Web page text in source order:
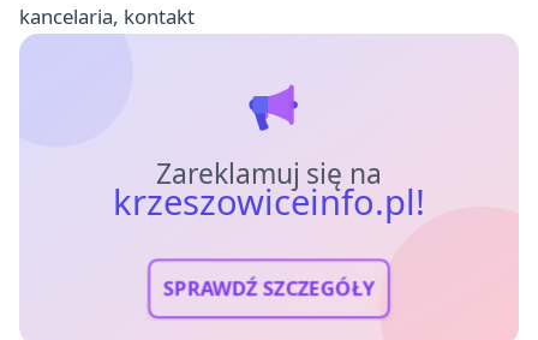
kancelaria, kontakt
Zareklamuj się na
krzeszowiceinfo.pl!
SPRAWDŹ SZCZEGÓŁY